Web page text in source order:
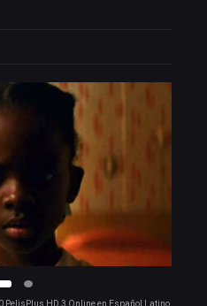
PelisPlus HD 3 Online en Español Latino,